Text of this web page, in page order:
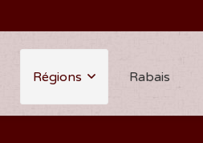
Régions Rabais